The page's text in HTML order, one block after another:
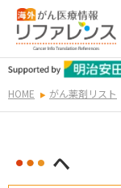
HOME がん薬剤リスト
ヘ